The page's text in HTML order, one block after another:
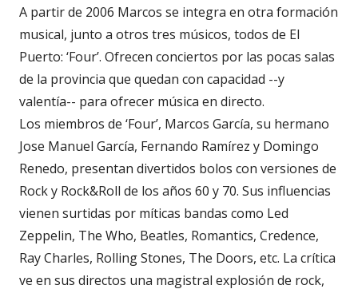
A partir de 2006 Marcos se integra en otra formación
musical, junto a otros tres músicos, todos de El
Puerto: ‘Four’. Ofrecen conciertos por las pocas salas
de la provincia que quedan con capacidad --y
valentía-- para ofrecer música en directo.
Los miembros de ‘Four’, Marcos García, su hermano
Jose Manuel García, Fernando Ramírez y Domingo
Renedo, presentan divertidos bolos con versiones de
Rock y Rock&Roll de los años 60 y 70. Sus influencias
vienen surtidas por míticas bandas como Led
Zeppelin, The Who, Beatles, Romantics, Credence,
Ray Charles, Rolling Stones, The Doors, etc. La crítica
ve en sus directos una magistral explosión de rock,